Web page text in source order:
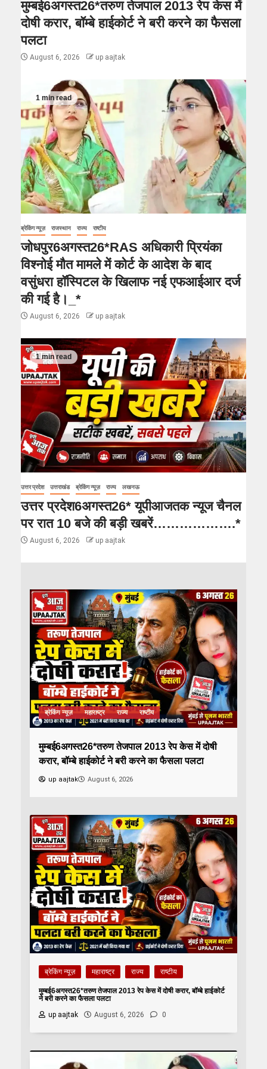
मुम्बई6अगस्त26*तरुण तेजपाल 2013 रेप केस में
दोषी करार, बॉम्बे हाईकोर्ट ने बरी करने का फैसला
पलटा
August 6, 2026 up aajtak
1 min read
ब्रेकिंग न्यूज़ राजस्थान राज्य राष्टीय
जोधपुर6अगस्त26*RAS अधिकारी प्रियंका
विश्नोई मौत मामले में कोर्ट के आदेश के बाद
वसुंधरा हॉस्पिटल के खिलाफ नई एफआईआर दर्ज
की गई है।_*
August 6, 2026 up aajtak
1 min read
उत्तर प्रदेश उत्तराखंड ब्रेकिंग न्यूज़ राज्य लखनऊ
उत्तर प्रदेश6अगस्त26* यूपीआजतक न्यूज चैनल
पर रात 10 बजे की बड़ी खबरें……………….*
August 6, 2026 up aajtak
ब्रेकिंग न्यूज़ महाराष्ट्र राज्य राष्टीय
मुम्बई6अगस्त26*तरुण तेजपाल 2013 रेप केस में दोषी
करार, बॉम्बे हाईकोर्ट ने बरी करने का फैसला पलटा
up aajtak August 6, 2026
ब्रेकिंग न्यूज़ महाराष्ट्र राज्य राष्टीय
मुम्बई6अगस्त26*तरुण तेजपाल 2013 रेप केस में दोषी करार, बॉम्बे हाईकोर्ट
ने बरी करने का फैसला पलटा
up aajtak
August 6, 2026 0